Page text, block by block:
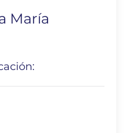
María